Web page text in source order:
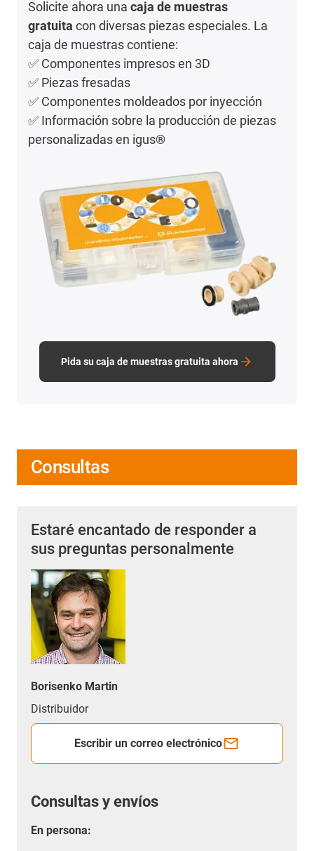
Solicite ahora unacaja de muestras
gratuita con diversas piezas especiales. La
caja de muestras contiene:
✅ Componentes impresos en 3D
✅ Piezas fresadas
✅ Componentes moldeados por inyección
✅ Información sobre la producción de piezas
personalizadas en igus®
Pida su caja de muestras gratuita ahora
Consultas
Estaré encantado de responder a
sus preguntas personalmente
Borisenko Martin
Distribuidor
Escribir un correo electrónico
Consultas y envíos
En persona: